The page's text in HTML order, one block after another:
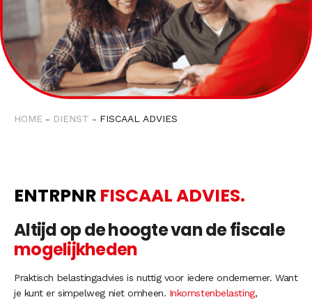
HOME DIENST FISCAAL ADVIES
ENTRPNR FISCAAL ADVIES.
Altijd op de hoogte van de fiscale
mogelijkheden
Praktisch belastingadvies is nuttig voor iedere ondernemer. Want
je kunt er simpelweg niet omheen. Inkomstenbelasting,